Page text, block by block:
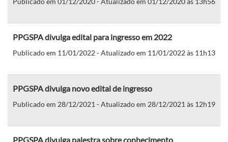
PPGSPA divulga edital para ingresso em 2022
Publicado em 11/01/2022 - Atualizado em 11/01/2022 às 11h13
PPGSPA divulga novo edital de ingresso
Publicado em 28/12/2021 - Atualizado em 28/12/2021 às 12h19
PPGSPA divulga palestra sobre conhecimento